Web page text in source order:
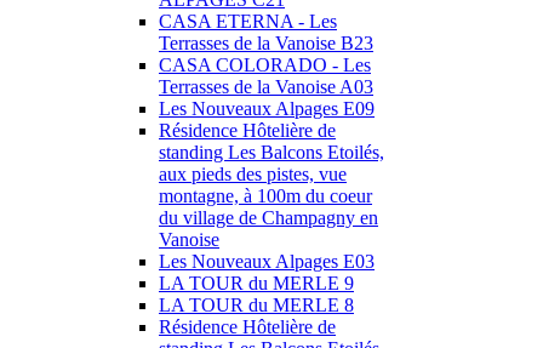
CASA ETERNA - Les
Terrasses de la Vanoise B23
CASA COLORADO - Les
Terrasses de la Vanoise A03
Les Nouveaux Alpages E09
Résidence Hôtelière de
standing Les Balcons Etoilés,
aux pieds des pistes, vue
montagne, à 100m du coeur
du village de Champagny en
Vanoise
Les Nouveaux Alpages E03
LA TOUR du MERLE 9
LA TOUR du MERLE 8
Résidence Hôtelière de